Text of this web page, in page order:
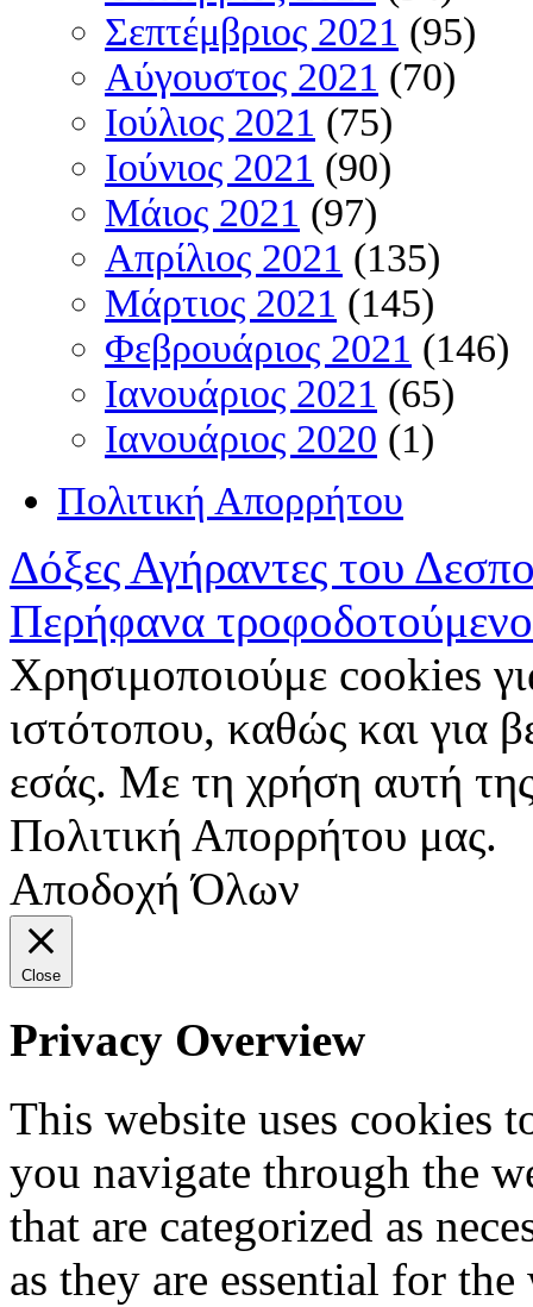
Σεπτέμβριος 2021 (95)
Αύγουστος 2021 (70)
Ιούλιος 2021 (75)
Ιούνιος 2021 (90)
Μάιος 2021 (97)
Απρίλιος 2021 (135)
Μάρτιος 2021 (145)
Φεβρουάριος 2021 (146)
Ιανουάριος 2021 (65)
Ιανουάριος 2020 (1)
Πολιτική Απορρήτου
Δόξες Αγήραντες του
Περήφανα
Χρησιμοποιούμε cookies
ιστότοπου, καθώς και για
εσάς. Με τη χρήση αυτή
Πολιτική Απορρήτου μας.
Αποδοχή Όλων
Close
Privacy Overview
This website uses cookies
you navigate through the
that are categorized as
as they are essential for